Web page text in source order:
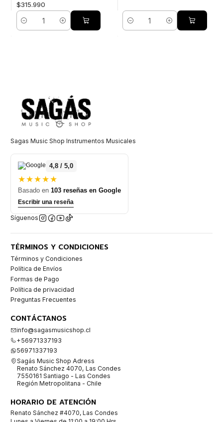
$315.990
Cantidad Cantidad
Sagas Music Shop Instrumentos Musicales
4,8 / 5,0
★★★★★
Basado en 103 reseñas en Google
Escribir una reseña
Síguenos
TÉRMINOS Y CONDICIONES
Términos y Condiciones
Política de Envíos
Formas de Pago
Política de privacidad
Preguntas Frecuentes
CONTÁCTANOS
info@sagasmusicshop.cl
+56971337193
56971337193
Sagás Music Shop Adress
Renato Sánchez 4070, Las Condes
7550161 Santiago - Las Condes
Región Metropolitana - Chile
HORARIO DE ATENCIÓN
Renato Sánchez #4070, Las Condes